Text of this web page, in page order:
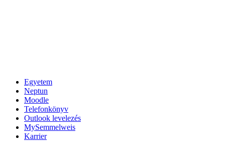
Egyetem
Neptun
Moodle
Telefonkönyv
Outlook levelezés
MySemmelweis
Karrier